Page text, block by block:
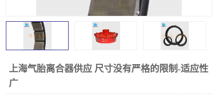
上海气胎离合器供应 尺寸没有严格的限制-适应性
广
液力端配件